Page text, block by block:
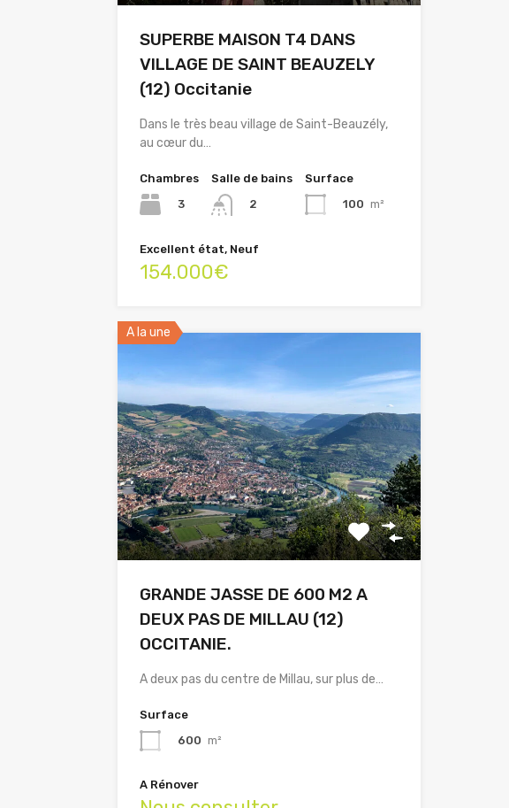
SUPERBE MAISON T4 DANS
VILLAGE DE SAINT BEAUZELY
(12) Occitanie
Dans le très beau village de Saint-Beauzély,
au cœur du…
Chambres
3
Salle de bains
2
Surface
100 m²
Excellent état, Neuf
154.000€
A la une
GRANDE JASSE DE 600 M2 A
DEUX PAS DE MILLAU (12)
OCCITANIE.
A deux pas du centre de Millau, sur plus de…
Surface
600 m²
A Rénover